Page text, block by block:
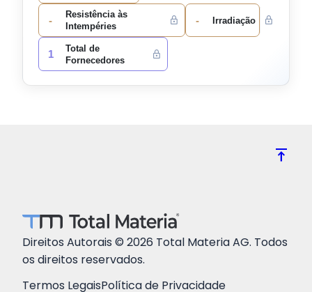
-
Resistência às
Intempéries
- Irradiação
1
Total de
Fornecedores
vertical_align_top
Direitos Autorais © 2026 Total Materia AG. Todos
os direitos reservados.
Termos LegaisPolítica de Privacidade